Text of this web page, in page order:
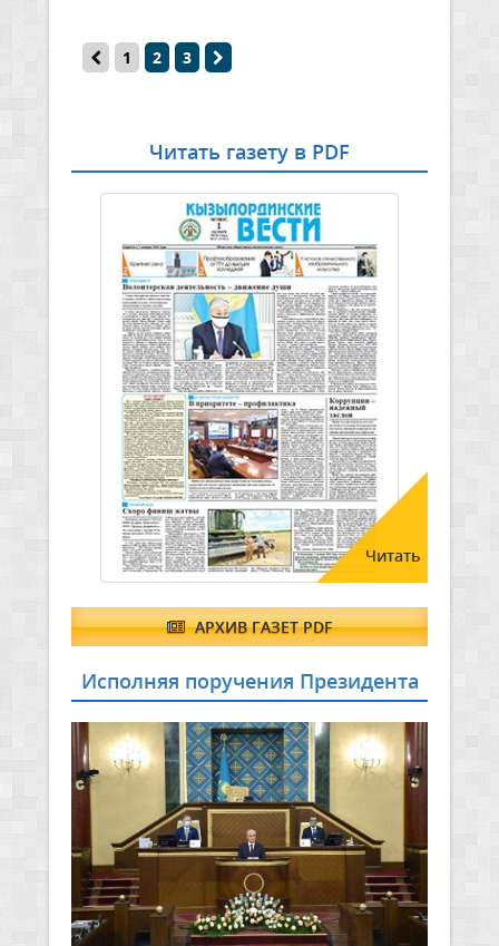
1 2 3
Читать газету в PDF
Читать
АРХИВ ГАЗЕТ PDF
Исполняя поручения Президента